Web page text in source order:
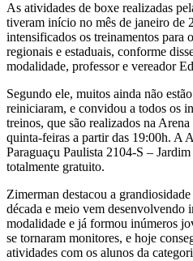
As atividades de boxe realizadas
tiveram início no mês de janeiro de
intensificados os treinamentos para
regionais e estaduais, conforme
modalidade, professor e vereador
Segundo ele, muitos ainda não
reiniciaram, e convidou a todos os
treinos, que são realizados na
quinta-feiras a partir das 19:00h. A
Paraguaçu Paulista 2104-S –
totalmente gratuito.
Zimerman destacou a
década e meio vem desenvolvendo
modalidade e já formou inúmeros
se tornaram monitores, e hoje
atividades com os alunos da